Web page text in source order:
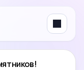
Menu